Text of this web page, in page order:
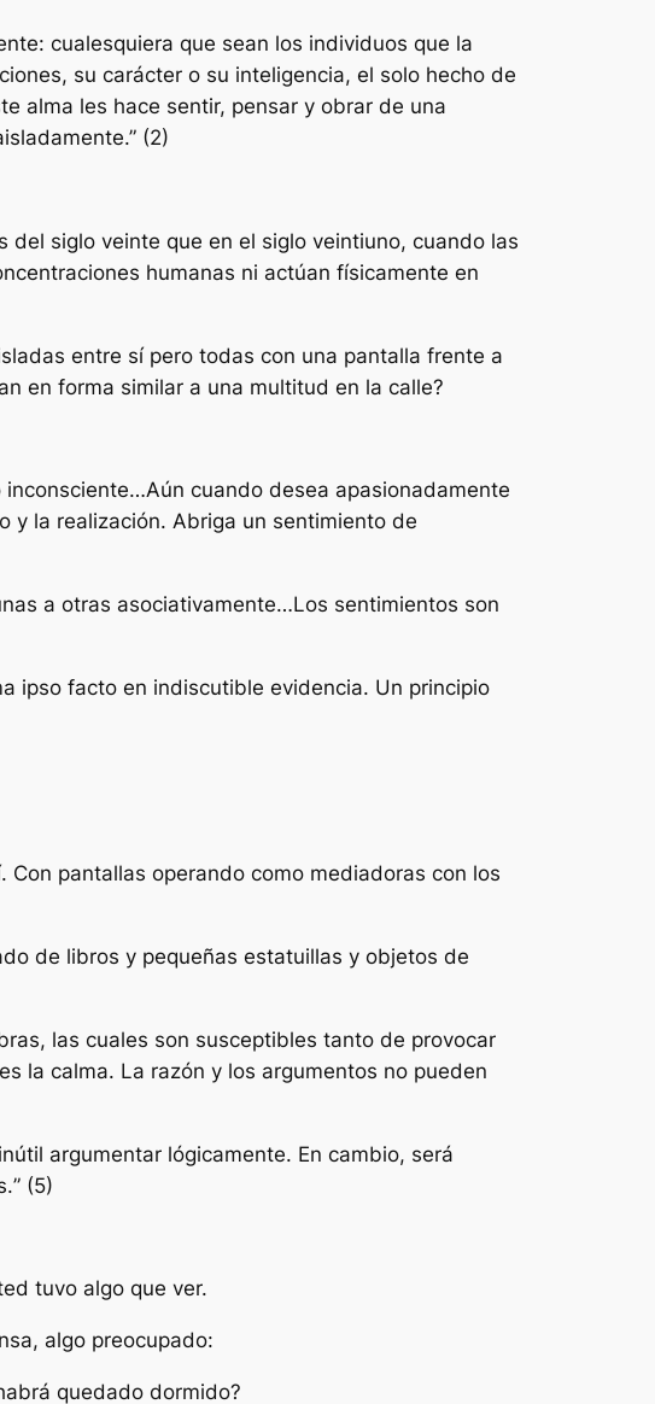
cualesquiera que sean los individuos que la
su carácter o su inteligencia, el solo hecho de
alma les hace sentir, pensar y obrar de una
(2)
del siglo veinte que en el siglo veintiuno, cuando las
humanas ni actúan físicamente en
entre sí pero todas con una pantalla frente a
en forma similar a una multitud en la calle?
cuando desea apasionadamente
y la realización. Abriga un sentimiento de
a otras asociativamente…Los sentimientos son
ipso facto en indiscutible evidencia. Un principio
pantallas operando como mediadoras con los
de libros y pequeñas estatuillas y objetos de
las cuales son susceptibles tanto de provocar
la calma. La razón y los argumentos no pueden
argumentar lógicamente. En cambio, será
” (5)
tuvo algo que ver.
algo preocupado:
quedado dormido?